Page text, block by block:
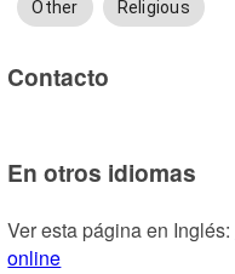
Other Religious
Contacto
En otros idiomas
Ver esta página en Inglés:
online